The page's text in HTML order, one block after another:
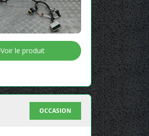
Voir le produit
OCCASION